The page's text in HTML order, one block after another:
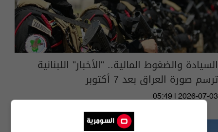
السيادة والضغوط المالية.. "الأخبار" اللبنانية
ترسم صورة العراق بعد 7 أكتوبر
05:49 | 2026-07-03